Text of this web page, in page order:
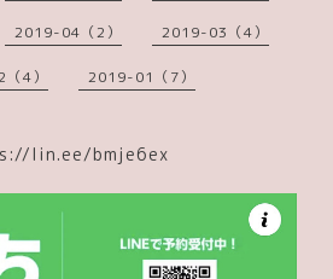
2019-04（2） 2019-03（4）
4） 2019-01（7）
lin.ee/bmje6ex